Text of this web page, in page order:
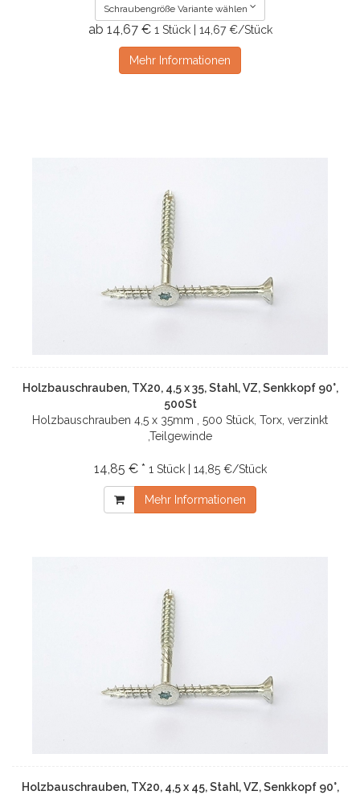
Schraubengröße Variante wählen
ab 14,67 € 1 Stück | 14,67 €/Stück
Mehr Informationen
Holzbauschrauben, TX20, 4,5 x 35, Stahl, VZ, Senkkopf 90°,
500St
Holzbauschrauben 4,5 x 35mm , 500 Stück, Torx, verzinkt
,Teilgewinde
14,85 € * 1 Stück | 14,85 €/Stück
Mehr Informationen
Holzbauschrauben, TX20, 4,5 x 45, Stahl, VZ, Senkkopf 90°,